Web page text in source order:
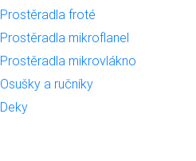
Prostěradla froté
Prostěradla mikroflanel
Prostěradla mikrovlákno
Osušky a ručníky
Deky